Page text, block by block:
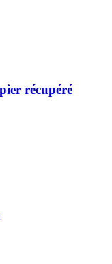
récupéré